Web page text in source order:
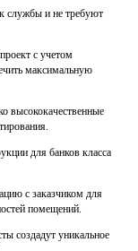
службы и не требуют
с учетом
максимальную
высококачественные
для банков класса
с заказчиком для
помещений.
создадут уникальное